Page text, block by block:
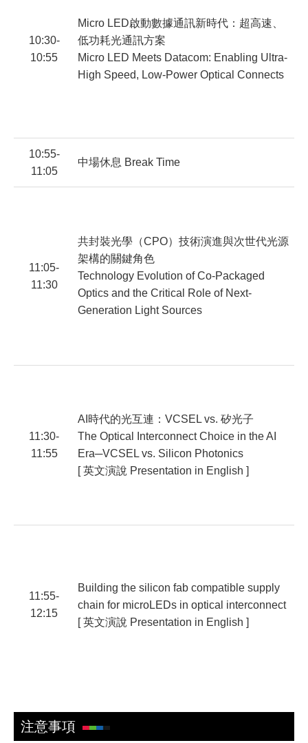
10:30-
10:55
Micro LED啟動數據通訊新時代：超高速、
低功耗光通訊方案
Micro LED Meets Datacom: Enabling Ultra-
High Speed, Low-Power Optical Connects
10:55-
11:05
中場休息 Break Time
11:05-
11:30
共封裝光學（CPO）技術演進與次世代光源
架構的關鍵角色
Technology Evolution of Co-Packaged
Optics and the Critical Role of Next-
Generation Light Sources
11:30-
11:55
AI時代的光互連：VCSEL vs. 矽光子
The Optical Interconnect Choice in the AI
Era─VCSEL vs. Silicon Photonics
[ 英文演說 Presentation in English ]
11:55-
12:15
Building the silicon fab compatible supply
chain for microLEDs in optical interconnect
[ 英文演說 Presentation in English ]
注意事項